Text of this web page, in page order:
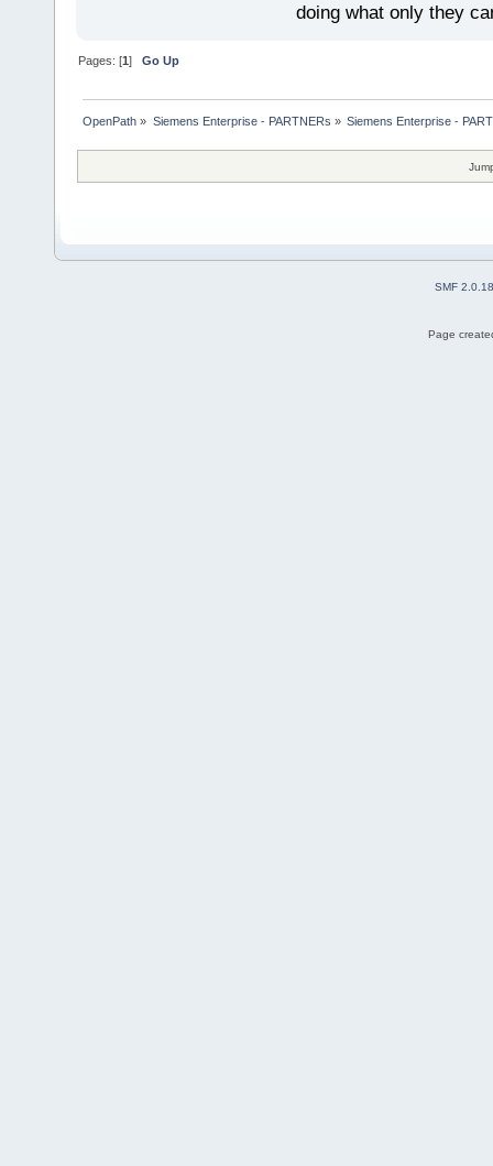
doing what only they
Pages: [1]Go Up
OpenPath » Siemens Enterprise - PARTNERs » Siemens Enterprise -
SMF 2.0.18
Page